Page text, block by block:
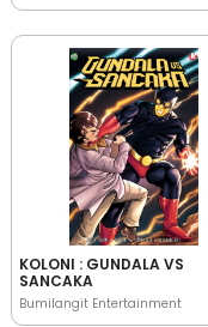
KOLONI : GUNDALA VS
SANCAKA
Bumilangit Entertainment